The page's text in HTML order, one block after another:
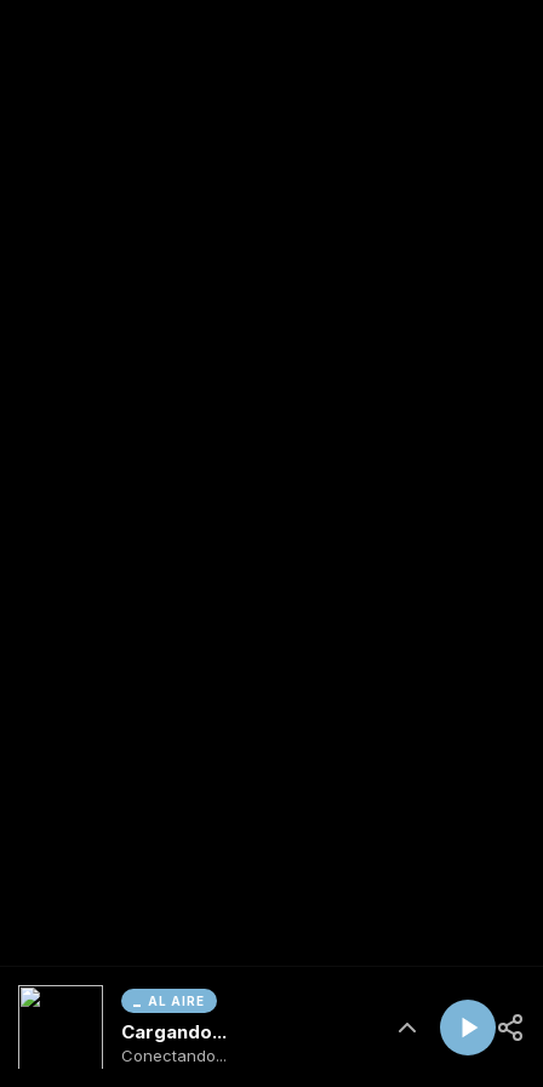
AL AIRE
Cargando...
Conectando...